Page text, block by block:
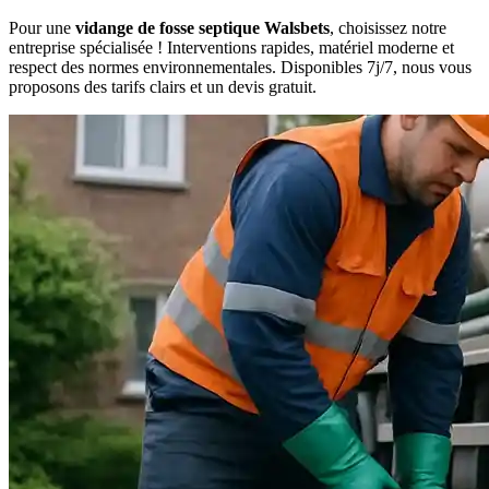
Pour une vidange de fosse septique Walsbets, choisissez notre
entreprise spécialisée ! Interventions rapides, matériel moderne et
respect des normes environnementales. Disponibles 7j/7, nous vous
proposons des tarifs clairs et un devis gratuit.